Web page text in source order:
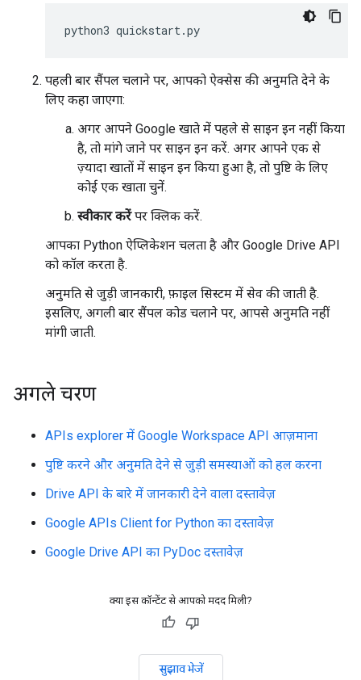
python3 quickstart.py
पहली बार सैंपल चलाने पर, आपको ऐक्सेस की अनुमति देने के
लिए कहा जाएगा:
अगर आपने Google खाते में पहले से साइन इन नहीं किया
है, तो मांगे जाने पर साइन इन करें. अगर आपने एक से
ज़्यादा खातों में साइन इन किया हुआ है, तो पुष्टि के लिए
कोई एक खाता चुनें.
स्वीकार करेंपर क्लिक करें.
आपका Python ऐप्लिकेशन चलता है और Google Drive API
को कॉल करता है.
अनुमति से जुड़ी जानकारी, फ़ाइल सिस्टम में सेव की जाती है.
इसलिए, अगली बार सैंपल कोड चलाने पर, आपसे अनुमति नहीं
मांगी जाती.
अगले चरण
APIs explorer में Google Workspace API आज़माना
पुष्टि करने और अनुमति देने से जुड़ी समस्याओं को हल करना
Drive API के बारे में जानकारी देने वाला दस्तावेज़
Google APIs Client for Python का दस्तावेज़
Google Drive API का PyDoc दस्तावेज़
क्या इस कॉन्टेंट से आपको मदद मिली?
सुझाव भेजें